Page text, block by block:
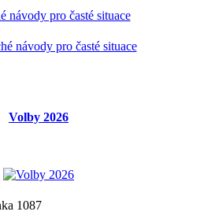
návody pro časté situace
Volby 2026
1087